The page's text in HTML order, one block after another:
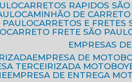
CARRETOS RAPIDOS
CAMINHÃO DE
PAULO
CARRETOS E FRETES
CARRETO FRETE SÃO
EMPRESAS
EMPRESA DE
TERCEIRIZADA MOTOBOY
EMPRESA DE ENTREGA